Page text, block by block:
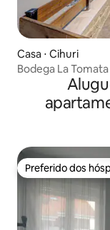
Casa ⋅ Cihuri
Bodega La Tomata
Preferido dos
Preferido dos